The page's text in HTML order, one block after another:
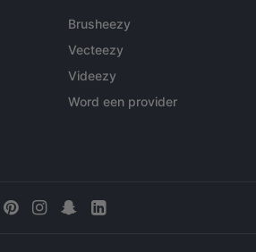
Brusheezy
Vecteezy
Videezy
Word een provider